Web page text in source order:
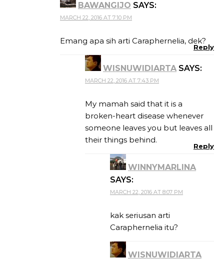
BAWANGIJO SAYS:
MARCH 22, 2016 AT 7:10 PM
Emang apa sih arti Caraphernelia, dek?
Reply
WISNUWIDIARTA SAYS:
MARCH 22, 2016 AT 7:43 PM
My mamah said that it is a
broken-heart disease whenever
someone leaves you but leaves all
their things behind.
Reply
WINNYMARLINA
SAYS:
MARCH 22, 2016 AT 8:07 PM
kak seriusan arti
Caraphernelia itu?
WISNUWIDIARTA